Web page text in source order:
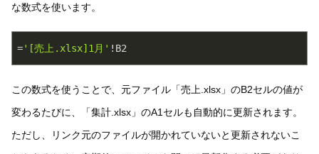
な数式を使います。
='[売上.xlsx]1月' !B2
この数式を使うことで、元ファイル「売上.xlsx」のB2セルの値が
変わるたびに、「集計.xlsx」のA1セルも自動的に更新されます。
ただし、リンク元のファイルが開かれていないと更新されないこ